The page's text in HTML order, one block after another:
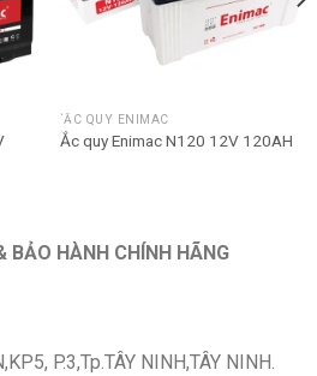
`ẮC QUY ENIMAC
Ắc quy Enimac N120 12V 120AH
BẢO HÀNH CHÍNH HÃNG
P.3,Tp.TÂY NINH,TÂY NINH.